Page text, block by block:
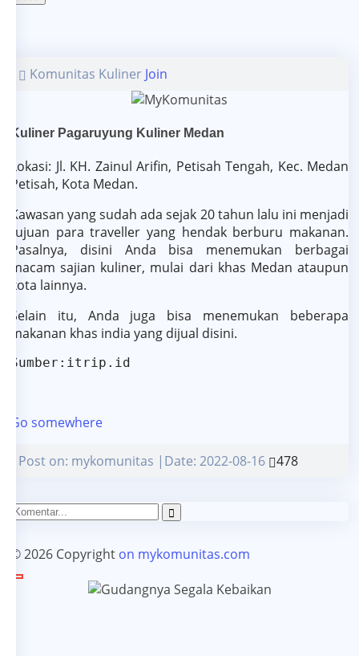
Komunitas Kuliner Join
Kuliner Pagaruyung Kuliner Medan
Lokasi: Jl. KH. Zainul Arifin, Petisah Tengah, Kec. Medan
Petisah, Kota Medan.
Kawasan yang sudah ada sejak 20 tahun lalu ini menjadi
tujuan para traveller yang hendak berburu makanan.
Pasalnya, disini Anda bisa menemukan berbagai
macam sajian kuliner, mulai dari khas Medan ataupun
kota lainnya.
Selain itu, Anda juga bisa menemukan beberapa
makanan khas india yang dijual disini.
Sumber:itrip.id
Go somewhere
Post on: mykomunitas |Date: 2022-08-16 478
© 2026 Copyright on mykomunitas.com